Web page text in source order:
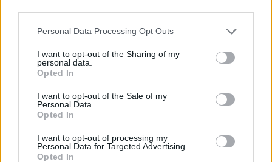
Please note that this website/app uses one or more Google
not limited to your visit or usage behaviour. You may click to
grant or deny consent to Google and its third-party tags to
use your data for below specified purposes in below Google
consent section.
Personal Data Processing Opt Outs
I want to opt-out of the Sharing of my
personal data.
Opted In
I want to opt-out of the Sale of my
Personal Data.
Opted In
I want to opt-out of processing my
Personal Data for Targeted Advertising.
Opted In